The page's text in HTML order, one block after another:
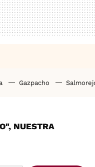
Gazpacho
NUESTRA